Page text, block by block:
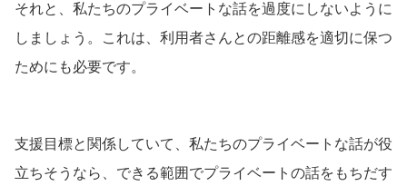
それと、私たちのプライベートな話を過度にしないように
しましょう。これは、利用者さんとの距離感を適切に保つ
ためにも必要です。
支援目標と関係していて、私たちのプライベートな話が役
立ちそうなら、できる範囲でプライベートの話をもちだす